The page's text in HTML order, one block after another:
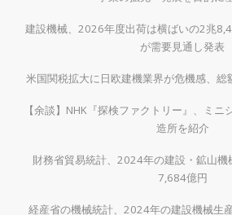
建設機械、2026年度出荷は横ばいの2兆
が需要見通し発表
米国関税拡大に日欧建機業界が危機感、
【余談】NHK『探検ファクトリー』、ミニ
造所を紹介
財務省貿易統計、2024年の建設・鉱山
7,684億円
経産省の機械統計、2024年の建設機械生